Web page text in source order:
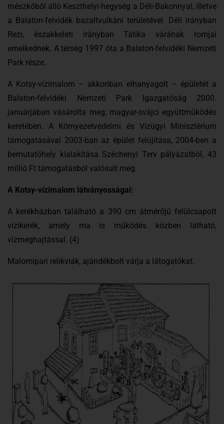
mészkőből álló Keszthelyi-hegység a Déli-Bakonnyal, illetve
a Balaton-felvidék bazaltvulkáni területével. Déli irányban
Rezi, északkeleti irányban Tátika várának romjai
emelkednek. A térség 1997 óta a Balaton-felvidéki Nemzeti
Park része.
A Kotsy-vízimalom – akkoriban elhanyagolt – épületét a
Balaton-felvidéki Nemzeti Park Igazgatóság 2000.
januárjában vásárolta meg, magyar-svájci együttműködés
keretében. A Környezetvédelmi és Vízügyi Minisztérium
támogatásával 2003-ban az épület felújítása, 2004-ben a
bemutatóhely kialakítása Széchenyi Terv pályázatból, 43
millió Ft támogatásból valósult meg.
A Kotsy-vízimalom látványosságai:
A kerékházban található a 390 cm átmérőjű felülcsapott
vízikerék, amely ma is működés közben látható,
vízmeghajtással. (4)
Malomipari relikviák, ajándékbolt várja a látogatókat.